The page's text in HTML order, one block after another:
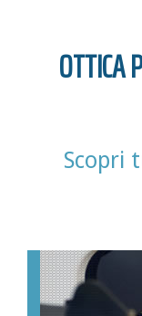
OTTICA
Scopri